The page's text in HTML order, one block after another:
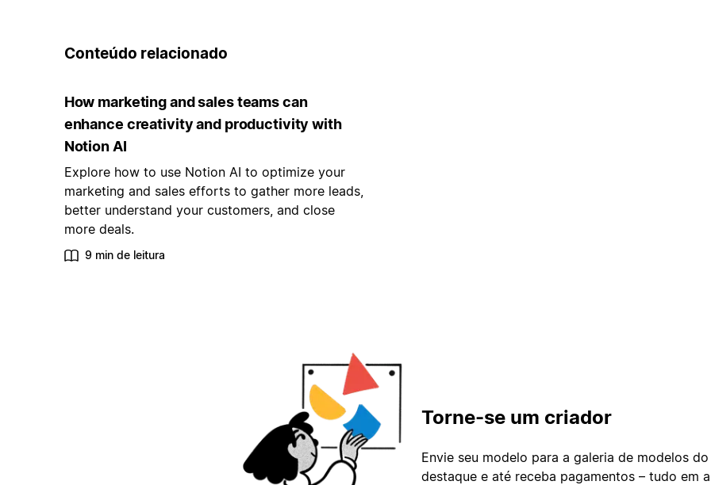
Conteúdo relacionado
How marketing and sales teams can
enhance creativity and productivity with
Notion AI
Explore how to use Notion AI to optimize your
marketing and sales efforts to gather more leads,
better understand your customers, and close
more deals.
9 min de leitura
Torne-se um criador
Envie seu modelo para a galeria de modelos
destaque e até receba pagamentos – tudo em